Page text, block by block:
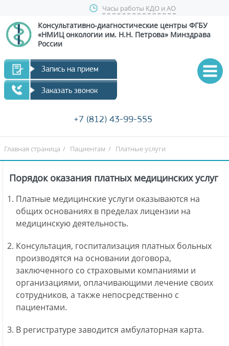
Часы работы КДО и АО
Консультативно-диагностические центры ФГБУ
«НМИЦ онкологии им. Н.Н. Петрова» Минздрава
России
Запись на прием
Заказать звонок
+7 (812) 43-99-555
Главная страница / Пациентам / Платные услуги
Порядок оказания платных медицинских услуг
Платные медицинские услуги оказываются на
общих основаниях в пределах лицензии на
медицинскую деятельность.
Консультация, госпитализация платных больных
производятся на основании договора,
заключенного со страховыми компаниями и
организациями, оплачивающими лечение своих
сотрудников, а также непосредственно с
пациентами.
В регистратуре заводится амбулаторная карта.